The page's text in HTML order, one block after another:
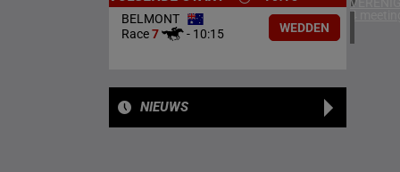
4
BELMONT
Race7 - 10:15 WEDDEN
NIEUWS